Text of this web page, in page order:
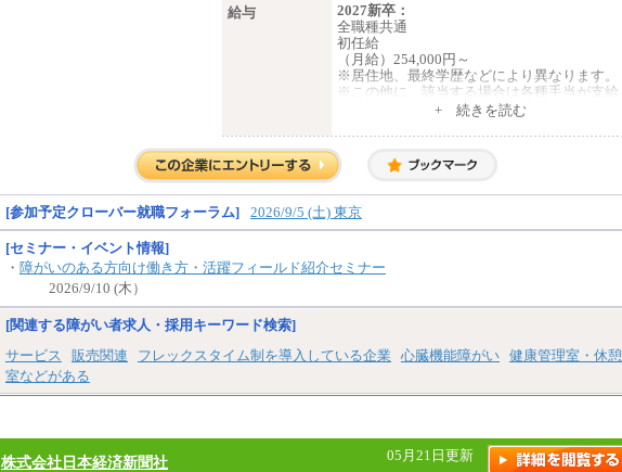
給与
2027新卒：
全職種共通
初任給
（月給）254,000円～
※居住地、最終学歴などにより異なります。
※この他に、該当する場合は各種手当が支給
※試用期間中も給与に変更はございません。
中途：
全職種共通
※居住地、年齢により異なります。
※この他に、該当する場合は各種手当が支給
+ 続きを読む
[参加予定クローバー就職フォーラム] 2026/9/5 (土) 東京
[セミナー・イベント情報]
・ 障がいのある方向け働き方・活躍フィールド紹介セミナー
2026/9/10 (木）
[関連する障がい者求人・採用キーワード検索]
サービス
販売関連 フレックスタイム制を導入している企業 心臓機能障がい 健康管理室・休憩
室などがある
株式会社日本経済新聞社 05月21日更新